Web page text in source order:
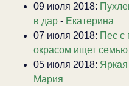
09 июля 2018:
в дар - Екатерина
07 июля 2018: Пес с
окрасом ищет семью
05 июля 2018:
Мария